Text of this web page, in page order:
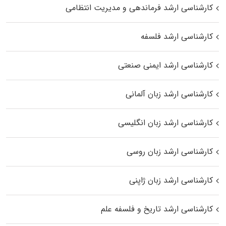
کارشناسی ارشد فرماندهی و مدیریت انتظامی
کارشناسی ارشد فلسفه
کارشناسی ارشد ایمنی صنعتی
کارشناسی ارشد زبان آلمانی
کارشناسی ارشد زبان انگلیسی
کارشناسی ارشد زبان روسی
کارشناسی ارشد زبان ژاپنی
کارشناسی ارشد تاریخ و فلسفه علم